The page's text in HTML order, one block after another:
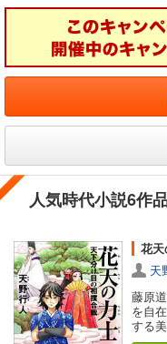
人気時代小説6作
花
天
藤原
を自
する